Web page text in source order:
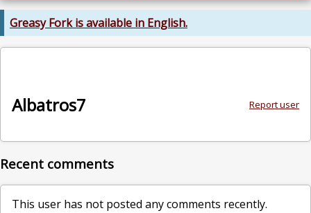
Greasy Fork is available in English.
Report user
Albatros7
Recent comments
This user has not posted any comments recently.